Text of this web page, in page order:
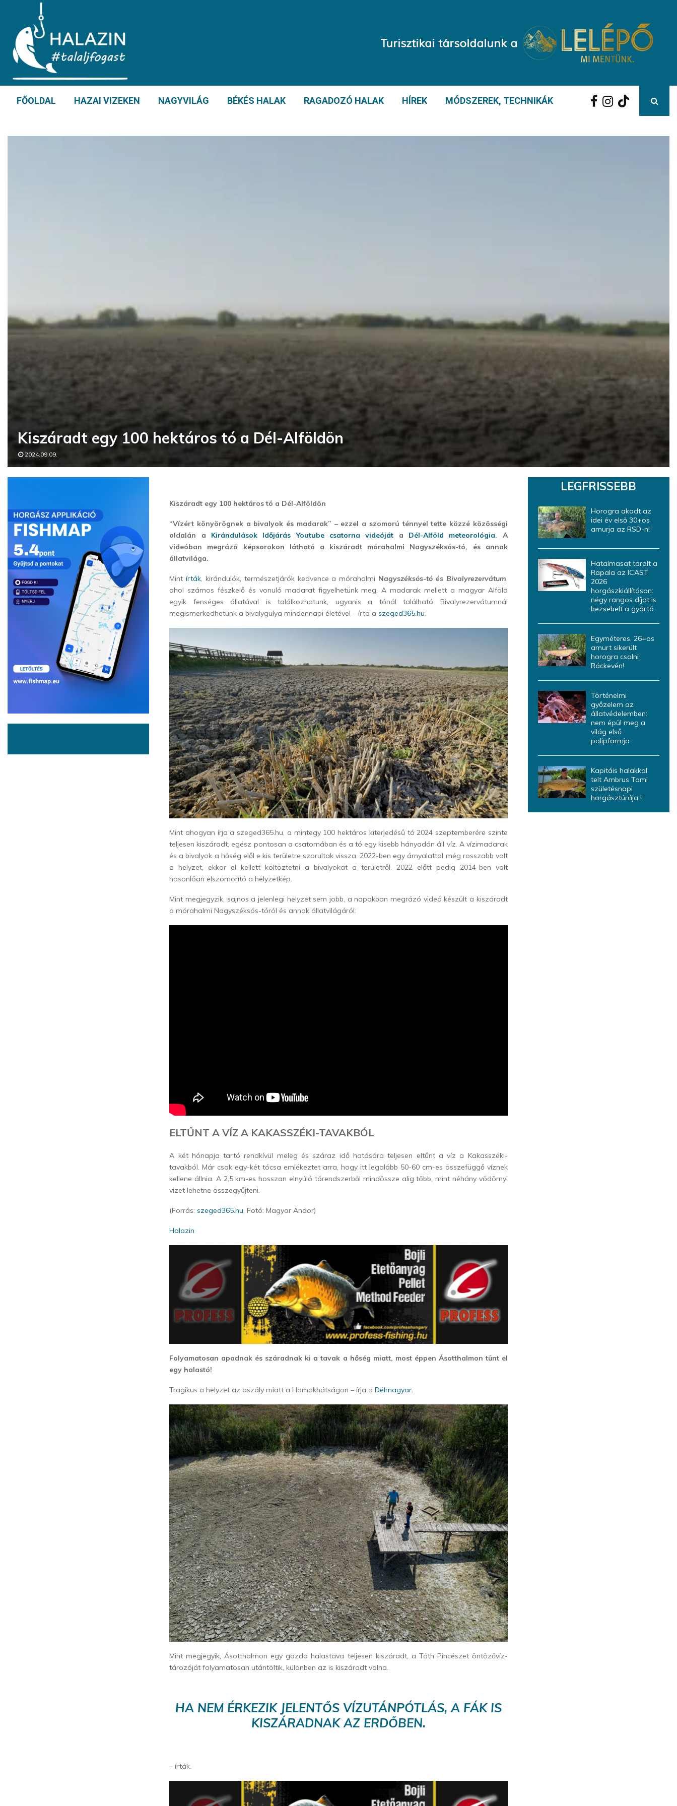
FŐOLDAL HAZAI VIZEKEN NAGYVILÁG BÉKÉS HALAK RAGADOZÓ HALAK HÍREK MÓDSZEREK, TECHNIKÁK
Kiszáradt egy 100 hektáros tó a Dél-Alföldön
2024.09.09.
Kiszáradt egy 100 hektáros tó a Dél-Alföldön
“Vízért könyörögnek a bivalyok és madarak” – ezzel a szomorú ténnyel tette közzé közösségi
oldalán a Kirándulások IdőjárásYoutube csatorna videóját a Dél-Alföld meteorológia. A
videóban megrázó képsorokon látható a kiszáradt mórahalmi Nagyszéksós-tó, és annak
állatvilága.
Mintírták, kirándulók, természetjárók kedvence a mórahalmi Nagyszéksós-tó és Bivalyrezervátum,
ahol számos fészkelő és vonuló madarat figyelhetünk meg. A madarak mellett a magyar Alföld
egyik fenséges állatával is találkozhatunk, ugyanis a tónál található Bivalyrezervátumnál
megismerkedhetünk a bivalygulya mindennapi életével – írta aszeged365.hu.
Mint ahogyan írja a szeged365.hu, a mintegy 100 hektáros kiterjedésű tó 2024 szeptemberére szinte
teljesen kiszáradt, egész pontosan a csatornában és a tó egy kisebb hányadán áll víz. A vízimadarak
és a bivalyok a hőség elől e kis területre szorultak vissza. 2022-ben egy árnyalattal még rosszabb volt
a helyzet, ekkor el kellett költöztetni a bivalyokat a területről. 2022 előtt pedig 2014-ben volt
hasonlóan elszomorító a helyzetkép.
Mint megjegyzik, sajnos a jelenlegi helyzet sem jobb, a napokban megrázó videó készült a kiszáradt
a mórahalmi Nagyszéksós-tóról és annak állatvilágáról:
ELTŰNT A VÍZ A KAKASSZÉKI-TAVAKBÓL
A két hónapja tartó rendkívül meleg és száraz idő hatására teljesen eltűnt a víz a Kakasszéki-
tavakból. Már csak egy-két tócsa emlékeztet arra, hogy itt legalább 50-60 cm-es összefüggő víznek
kellene állnia. A 2,5 km-es hosszan elnyúló tórendszerből mindössze alig több, mint néhány vödörnyi
vizet lehetne összegyűjteni.
(Forrás:szeged365.hu, Fotó: Magyar Andor)
Halazin
Folyamatosan apadnak és száradnak ki a tavak a hőség miatt, most éppen Ásotthalmon tűnt el
egy halastó!
Tragikus a helyzet az aszály miatt a Homokhátságon – írja aDélmagyar.
Mint megjegyik, Ásotthalmon egy gazda halastava teljesen kiszáradt, a Tóth Pincészet öntözővíz-
tározóját folyamatosan utántöltik, különben az is kiszáradt volna.
HA NEM ÉRKEZIK JELENTŐS VÍZUTÁNPÓTLÁS, A FÁK IS
KISZÁRADNAK AZ ERDŐBEN.
– írták.
LEGFRISSEBB
Horogra akadt az
idei év első 30+os
amurja az RSD-n!
Hatalmasat tarolt a
Rapala az ICAST
2026
horgászkiállításon:
négy rangos díjat is
bezsebelt a gyártó
Egyméteres, 26+os
amurt sikerült
horogra csalni
Ráckevén!
Történelmi
győzelem az
állatvédelemben:
nem épül meg a
világ első
polipfarmja
Kapitáis halakkal
telt Ambrus Tomi
születésnapi
horgásztúrája !